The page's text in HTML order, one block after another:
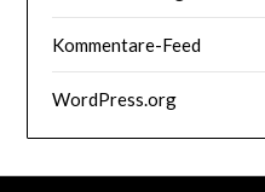
Kommentare-Feed
WordPress.org